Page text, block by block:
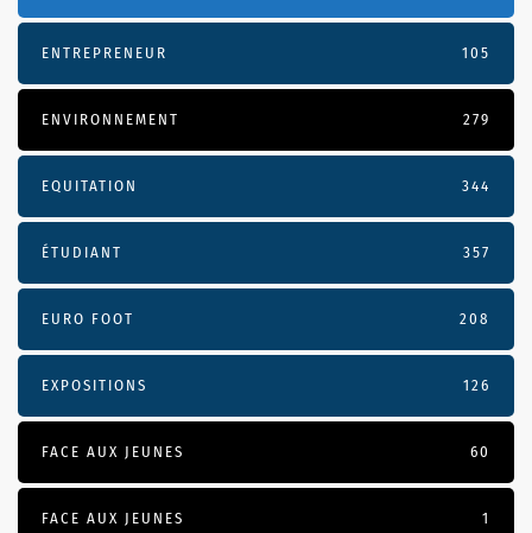
ENTREPRENEUR 105
ENVIRONNEMENT 279
EQUITATION 344
ÉTUDIANT 357
EURO FOOT 208
EXPOSITIONS 126
FACE AUX JEUNES 60
FACE AUX JEUNES 1